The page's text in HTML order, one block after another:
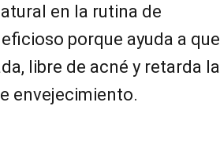
en la rutina de
porque ayuda a que
libre de acné y retarda la
envejecimiento.